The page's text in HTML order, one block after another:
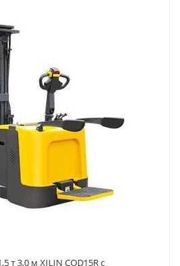
т 3,0 м XILIN CQD15R с